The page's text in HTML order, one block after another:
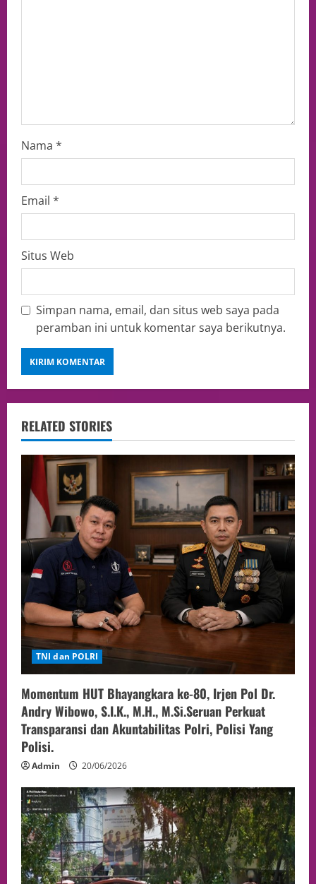
Nama *
Email *
Situs Web
Simpan nama, email, dan situs web saya pada
peramban ini untuk komentar saya berikutnya.
RELATED STORIES
TNI dan POLRI
Momentum HUT Bhayangkara ke-80, Irjen Pol Dr.
Andry Wibowo, S.I.K., M.H., M.Si.Seruan Perkuat
Transparansi dan Akuntabilitas Polri, Polisi Yang
Polisi.
Admin 20/06/2026